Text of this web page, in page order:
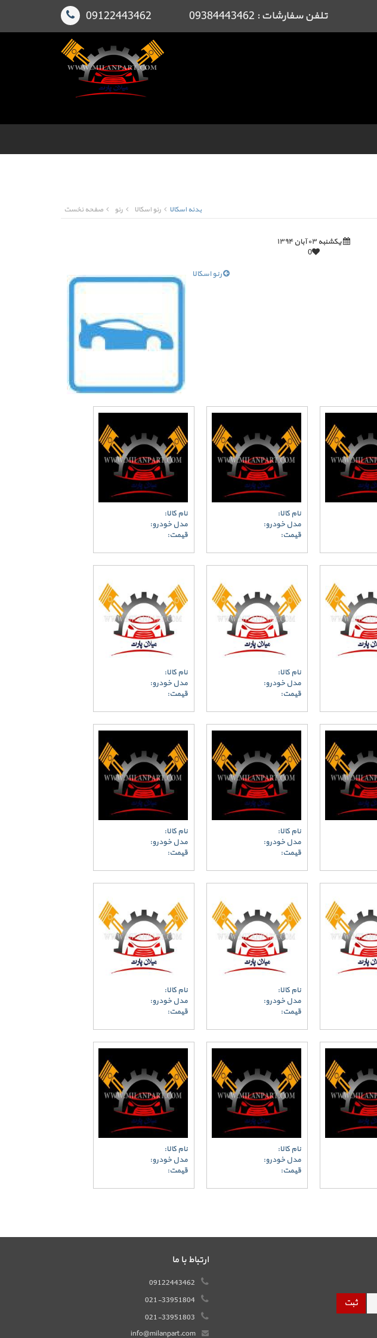
تلفن سفارشات : 09384443462 09122443462
صفحه نخست رنو رنو اسکالا بدنه اسکالا
یکشنبه ۰۳ آبان ۱۳۹۴
0
رنو اسکالا
نام کالا:
مدل خودرو:
قیمت:
نام کالا:
مدل خودرو:
قیمت:
نام کالا:
مدل خودرو:
قیمت:
نام کالا:
مدل خودرو:
قیمت:
نام کالا:
مدل خودرو:
قیمت:
نام کالا:
مدل خودرو:
قیمت:
نام کالا:
مدل خودرو:
قیمت:
نام کالا:
مدل خودرو:
قیمت:
نام کالا:
مدل خودرو:
قیمت:
نام کالا:
مدل خودرو:
قیمت:
ارتباط با ما
09122443462
021-33951804
021-33951803
info@milanpart.com